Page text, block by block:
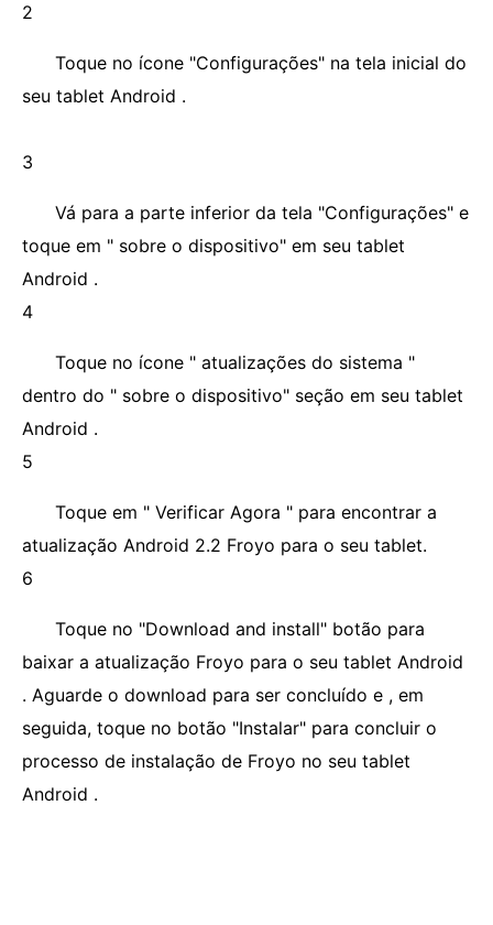
2
Toque no ícone "Configurações" na tela inicial do
seu tablet Android .
3
Vá para a parte inferior da tela "Configurações" e
toque em " sobre o dispositivo" em seu tablet
Android .
4
Toque no ícone " atualizações do sistema "
dentro do " sobre o dispositivo" seção em seu tablet
Android .
5
Toque em " Verificar Agora " para encontrar a
atualização Android 2.2 Froyo para o seu tablet.
6
Toque no "Download and install" botão para
baixar a atualização Froyo para o seu tablet Android
. Aguarde o download para ser concluído e , em
seguida, toque no botão "Instalar" para concluir o
processo de instalação de Froyo no seu tablet
Android .